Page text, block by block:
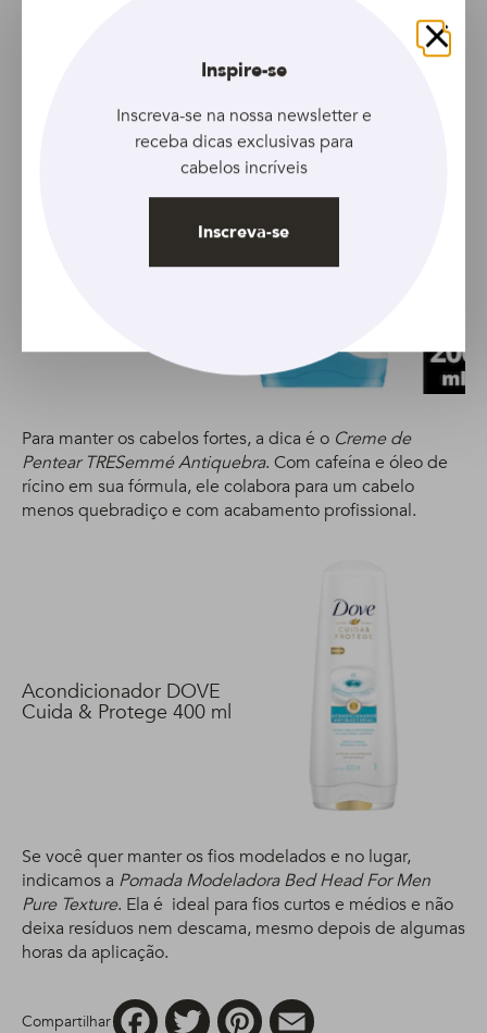
, que ajuda a limpar profundamente,
eliminando a oleosidade em excesso, além de a ativar a
camada de proteção natural do couro cabeludo contra a
Para manter os cabelos fortes, a dica é o Creme de
Pentear TRESemmé Antiquebra. Com cafeína e óleo de
rícino em sua fórmula, ele colabora para um cabelo
menos quebradiço e com acabamento profissional.
Acondicionador DOVE
Cuida & Protege 400 ml
Se você quer manter os fios modelados e no lugar,
indicamos a Pomada Modeladora Bed Head For Men
Pure Texture. Ela é ideal para fios curtos e médios e não
deixa resíduos nem descama, mesmo depois de algumas
horas da aplicação.
Compartilhar
FacebookTwitter Pinterest
Fechar
Inspire-se
Inscreva-se na nossa newsletter e
receba dicas exclusivas para
cabelos incríveis
Inscreva-se